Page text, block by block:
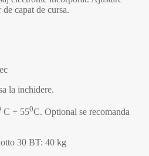
capat de cursa.
la inchidere.
C + 550C. Optional se recomanda
30 BT: 40 kg